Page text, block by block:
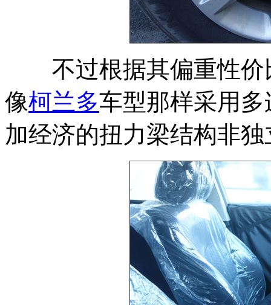
不过根据其偏重性价
像柯兰多车型那样采用
加经济的扭力梁结构非